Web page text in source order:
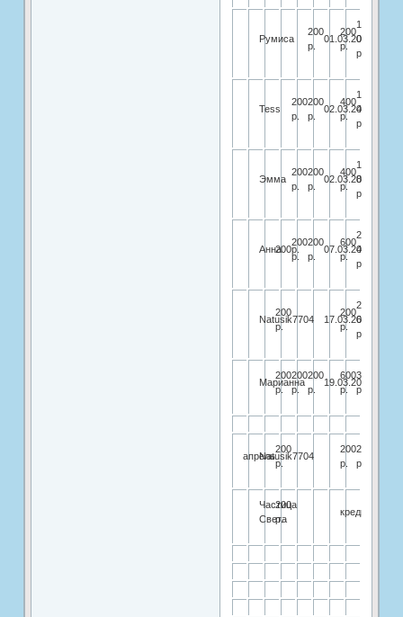
Румиса
200
р.
01.03.2018
200
р.
1
000
р.
Tess
200
р.
200
р.
02.03.2018
400
р.
1
400
р.
Эмма
200
р.
200
р.
02.03.2018
400
р.
1
800
р.
Анна200р.
200
р.
200
р.
07.03.2018
600
р.
2
400
р.
Natusik7704
200
р.
17.03.2017
200
р.
2
600
р.
Марианна
200
р.
200
р.
200
р.
19.03.2018
600
р.
3200
р.
апрельNatusik7704
200
р.
200
р.
200
р
Частица
Света
200
р.
кредит